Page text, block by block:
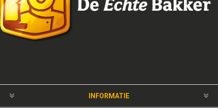
INFORMATIE